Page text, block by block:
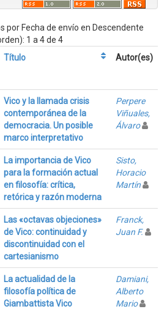
por Fecha de envío en Descendente
1 a 4 de 4
Título Autor(es)
Vico y la llamada crisis
contemporánea de la
democracia. Un posible
marco interpretativo
Perpere
Viñuales,
Álvaro
La importancia de Vico
para la formación actual
en filosofía: crítica,
retórica y razón moderna
Sisto,
Horacio
Martín
Las «octavas objeciones»
de Vico: continuidad y
discontinuidad con el
cartesianismo
Franck,
Juan F.
La actualidad de la
filosofía política de
Giambattista Vico
Damiani,
Alberto
Mario